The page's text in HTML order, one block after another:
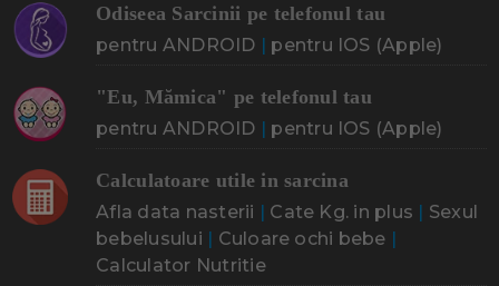
Odiseea Sarcinii pe telefonul tau
pentru ANDROID | pentru IOS (Apple)
"Eu, Mămica" pe telefonul tau
pentru ANDROID | pentru IOS (Apple)
Calculatoare utile in sarcina
Afla data nasterii | Cate Kg. in plus | Sexul
bebelusului | Culoare ochi bebe |
Calculator Nutritie